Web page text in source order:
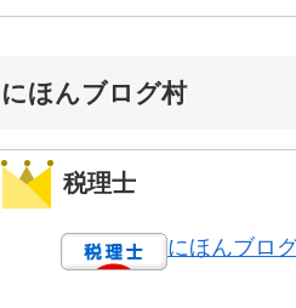
にほんブログ村
税理士
にほんブロ